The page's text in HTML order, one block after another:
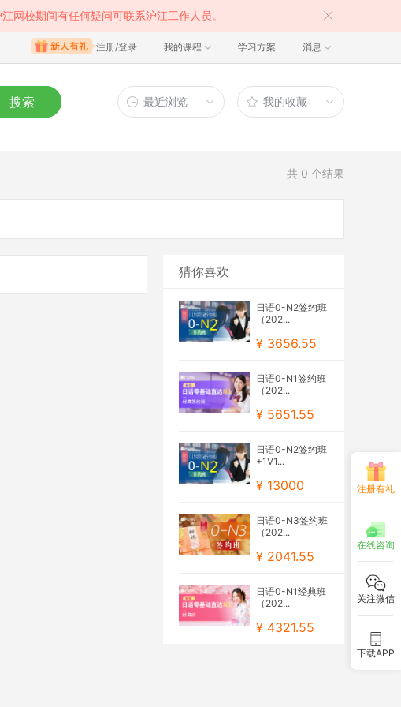
网校期间有任何疑问可联系沪江工作人员。
注册/登录 我的课程 学习方案 消息
搜索 最近浏览 我的收藏
共 0 个结果
猜你喜欢
日语0-N2签约班
（202...
¥ 3656.55
日语0-N1签约班
（202...
¥ 5651.55
日语0-N2签约班
+1V1...
¥ 13000
日语0-N3签约班
（202...
¥ 2041.55
日语0-N1经典班
（202...
¥ 4321.55
注册有礼
在线咨询
关注微信
下载APP